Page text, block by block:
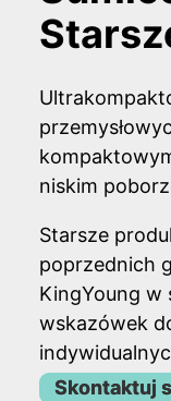
niskim
Starsze
poprzednich
KingYoung w
wskazówek
Skontaktuj